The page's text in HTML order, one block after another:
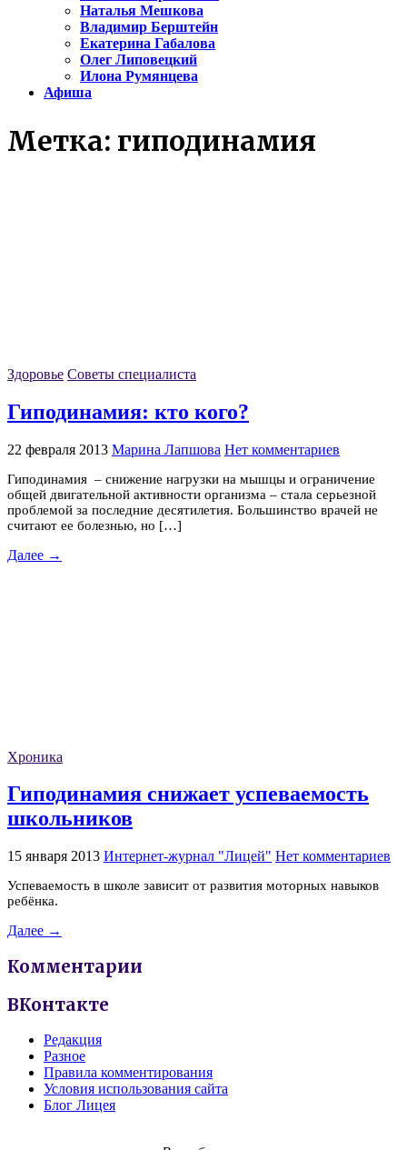
Наталья Мешкова
Владимир Берштейн
Екатерина Габалова
Олег Липовецкий
Илона Румянцева
Афиша
Метка: гиподинамия
Здоровье Советы специалиста
Гиподинамия: кто кого?
22 февраля 2013 Марина Лапшова Нет комментариев
Гиподинамия – снижение нагрузки на мышцы и ограничение
общей двигательной активности организма – стала серьезной
проблемой за последние десятилетия. Большинство врачей не
считают ее болезнью, но […]
Далее →
Хроника
Гиподинамия снижает успеваемость
школьников
15 января 2013 Интернет-журнал "Лицей" Нет комментариев
Успеваемость в школе зависит от развития моторных навыков
ребёнка.
Далее →
Комментарии
ВКонтакте
Редакция
Разное
Правила комментирования
Условия использования сайта
Блог Лицея